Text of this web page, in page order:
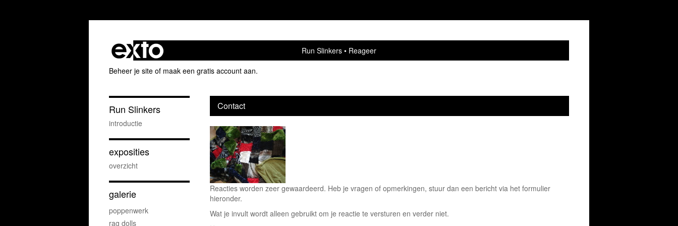
Run Slinkers
Reageer
Beheer je site of maak een gratis account aan.
Contact
Reacties worden zeer gewaardeerd. Heb je vragen of opmerkingen, stuur dan een bericht via het formulier
hieronder.
Wat je invult wordt alleen gebruikt om je reactie te versturen en verder niet.
Run Slinkers
introductie
exposities
overzicht
galerie
poppenwerk
rag dolls